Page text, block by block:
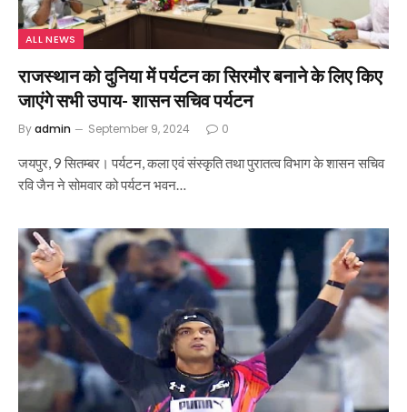
ALL NEWS
राजस्थान को दुनिया में पर्यटन का सिरमौर बनाने के लिए किए
जाएंगे सभी उपाय- शासन सचिव पर्यटन
Byadmin September 9, 2024 0
जयपुर, 9 सितम्बर। पर्यटन, कला एवं संस्कृति तथा पुरातत्व विभाग के शासन सचिव
रवि जैन ने सोमवार को पर्यटन भवन…